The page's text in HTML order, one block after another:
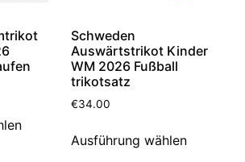
Schweden
Auswärtstrikot Kinder
WM 2026 Fußball
trikotsatz
€34.00
Ausführung wählen